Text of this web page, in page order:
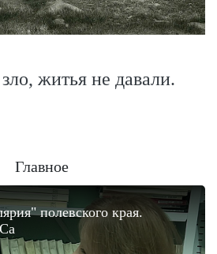
житья не давали.
Главное
полевского края.